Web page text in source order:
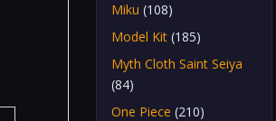
Miku (108)
Model Kit (185)
Myth Cloth Saint Seiya
(84)
One Piece (210)